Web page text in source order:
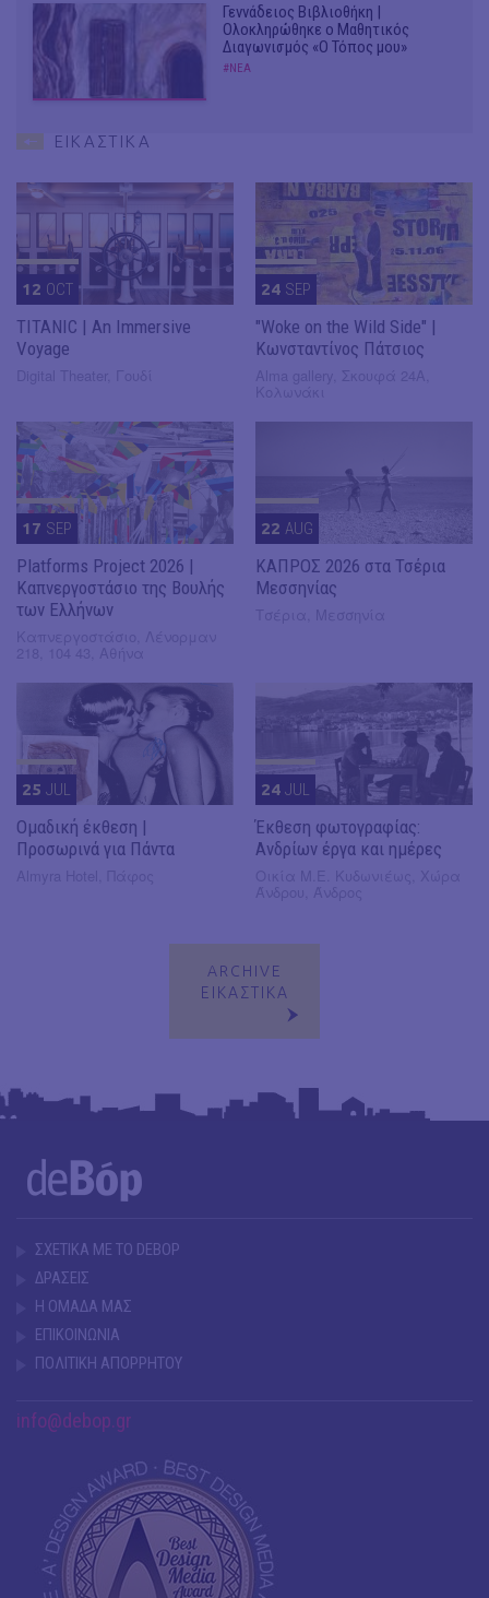
Γεννάδειος Βιβλιοθήκη |
Ολοκληρώθηκε ο Μαθητικός
Διαγωνισμός «Ο Τόπος μου»
#ΝΕΑ
ΕΙΚΑΣΤΙΚΑ
12 OCT
TITANIC | An Immersive
Voyage
24 SEP
"Woke on the Wild Side" |
Κωνσταντίνος Πάτσιος
17 SEP
Platforms Project 2026 |
Καπνεργοστάσιο της Βουλής
των Ελλήνων
22 AUG
ΚΑΠΡΟΣ 2026 στα Τσέρια
Μεσσηνίας
25 JUL
Ομαδική έκθεση |
Προσωρινά για Πάντα
24 JUL
Έκθεση φωτογραφίας:
Ανδρίων έργα και ημέρες
ARCHIVE
ΕΙΚΑΣΤΙΚΑ
ΣΧΕΤΙΚΑ ΜΕ ΤΟ DEBOP
ΔΡΑΣΕΙΣ
Η ΟΜΑΔΑ ΜΑΣ
ΕΠΙΚΟΙΝΩΝΙΑ
ΠΟΛΙΤΙΚΗ ΑΠΟΡΡΗΤΟΥ
info@debop.gr